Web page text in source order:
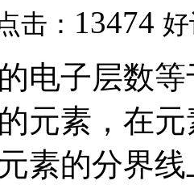
击： 13474
电子层数
元素，在
素的分界